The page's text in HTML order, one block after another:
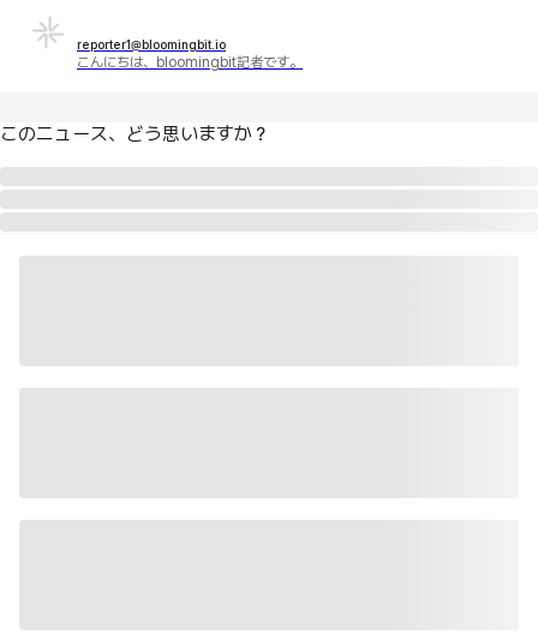
reporter1@bloomingbit.io
こんにちは、bloomingbit記者です。
このニュース、どう思いますか？